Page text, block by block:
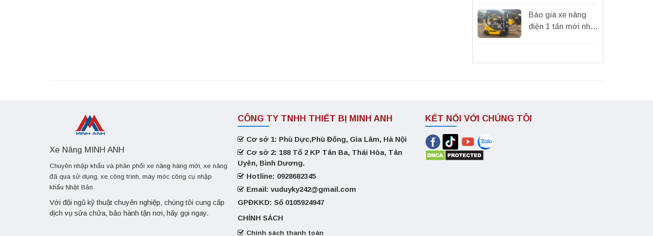
mới nhất 2024
Báo giá xe nâng
điện 1 tấn mới nhất
Xe Nâng MINH ANH
Chuyên nhập khẩu và phân phối xe nâng hàng mới, xe nâng
đã qua sử dụng, xe công trình, máy móc công cụ nhập
khẩu Nhật Bản.
Với đội ngũ kỹ thuật chuyên nghiệp, chúng tôi cung cấp
dịch vụ sửa chữa, bảo hành tận nơi, hãy gọi ngay.
CÔNG TY TNHH THIẾT BỊ MINH ANH
Cơ sở 1: Phù Dực,Phù Đổng, Gia Lâm, Hà Nội
Cơ sở 2: 188 Tổ 2 KP Tân Ba, Thái Hòa, Tân
Uyên, Bình Dương.
Hotline: 0928682345
Email: vuduyky242@gmail.com
GPĐKKD: Số 0105924947
CHÍNH SÁCH
Chính sách thanh toán
KẾT NỐI VỚI CHÚNG TÔI